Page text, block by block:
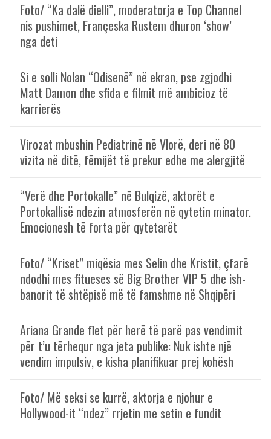
Foto/ “Ka dalë dielli”, moderatorja e Top Channel
nis pushimet, Françeska Rustem dhuron ‘show’
nga deti
Si e solli Nolan “Odisenë” në ekran, pse zgjodhi
Matt Damon dhe sfida e filmit më ambicioz të
karrierës
Virozat mbushin Pediatrinë në Vlorë, deri në 80
vizita në ditë, fëmijët të prekur edhe me alergjitë
“Verë dhe Portokalle” në Bulqizë, aktorët e
Portokallisë ndezin atmosferën në qytetin minator.
Emocionesh të forta për qytetarët
Foto/ “Kriset” miqësia mes Selin dhe Kristit, çfarë
ndodhi mes fitueses së Big Brother VIP 5 dhe ish-
banorit të shtëpisë më të famshme në Shqipëri
Ariana Grande flet për herë të parë pas vendimit
për t’u tërhequr nga jeta publike: Nuk ishte një
vendim impulsiv, e kisha planifikuar prej kohësh
Foto/ Më seksi se kurrë, aktorja e njohur e
Hollywood-it “ndez” rrjetin me setin e fundit